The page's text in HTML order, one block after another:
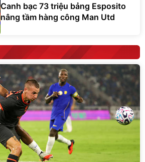
Canh bạc 73 triệu bảng Esposito
nâng tầm hàng công Man Utd